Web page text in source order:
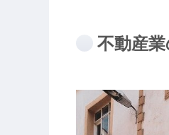
不動産業